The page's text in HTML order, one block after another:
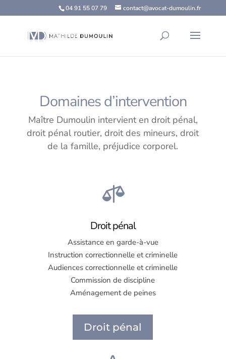
04 91 55 07 79 contact@avocat-dumoulin.fr
Domaines d’intervention
Maître Dumoulin intervient en droit pénal,
droit pénal routier, droit des mineurs, droit
de la famille, préjudice corporel.

Droit pénal
Assistance en garde-à-vue
Instruction correctionnelle et criminelle
Audiences correctionnelle et criminelle
Commission de discipline
Aménagement de peines
Droit pénal